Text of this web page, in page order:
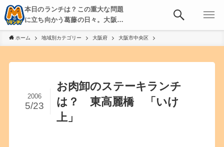
本日のランチは？この重大な問題
に立ち向かう葛藤の日々。大阪・
京都・神戸を中心とした食べ歩
き、飲み歩きを綴る。
ホーム 地域別カテゴリー 大阪府 大阪市中央区
お肉卸のステーキランチ
は？ 東高麗橋 「いけ
上」
2006
5/23